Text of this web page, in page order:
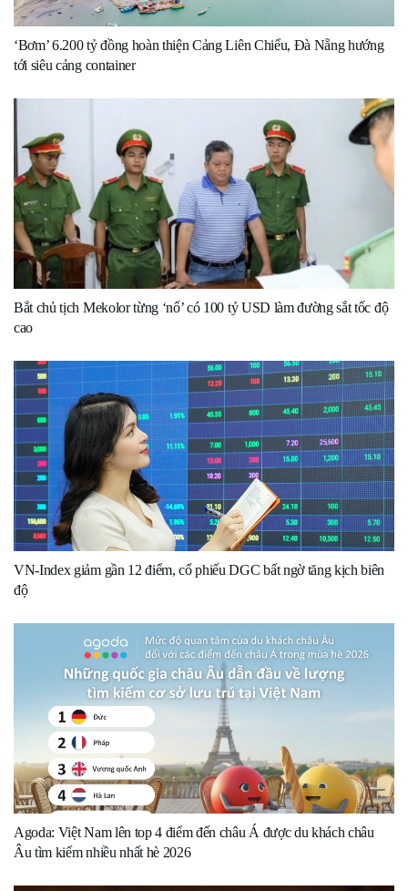
‘Bơm’ 6.200 tỷ đồng hoàn thiện Cảng Liên Chiểu, Đà Nẵng hướng
tới siêu cảng container
Bắt chủ tịch Mekolor từng ‘nổ’ có 100 tỷ USD làm đường sắt tốc độ
cao
VN-Index giảm gần 12 điểm, cổ phiếu DGC bất ngờ tăng kịch biên
độ
Agoda: Việt Nam lên top 4 điểm đến châu Á được du khách châu
Âu tìm kiếm nhiều nhất hè 2026